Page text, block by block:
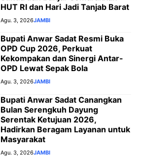
HUT RI dan Hari Jadi Tanjab Barat
Agu. 3, 2026JAMBI
Bupati Anwar Sadat Resmi Buka
OPD Cup 2026, Perkuat
Kekompakan dan Sinergi Antar-
OPD Lewat Sepak Bola
Agu. 3, 2026JAMBI
Bupati Anwar Sadat Canangkan
Bulan Serengkuh Dayung
Serentak Ketujuan 2026,
Hadirkan Beragam Layanan untuk
Masyarakat
Agu. 3, 2026JAMBI